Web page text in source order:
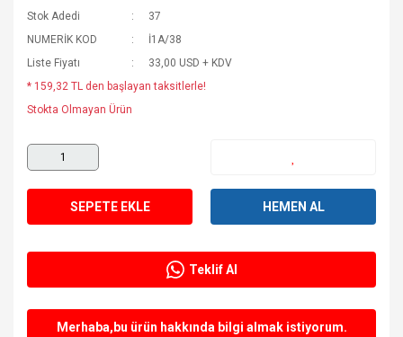
Stok Adedi
37
NUMERİK KOD
İ1A/38
Liste Fiyatı
33,00 USD + KDV
* 159,32 TL den başlayan taksitlerle!
Stokta Olmayan Ürün
SEPETE EKLE HEMEN AL
Teklif Al
Merhaba,bu ürün hakkında bilgi almak istiyorum.